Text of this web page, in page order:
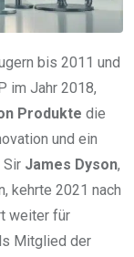
bis 2011 und
im Jahr 2018,
Produkte die
und ein
Sir James Dyson,
kehrte 2021 nach
weiter für
Mitglied der